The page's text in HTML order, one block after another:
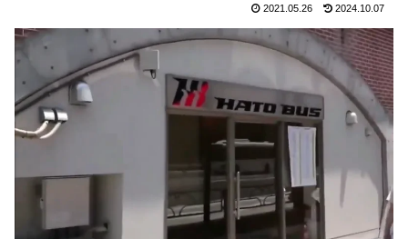
2021.05.26 2024.10.07